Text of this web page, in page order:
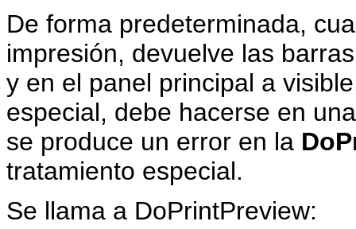
De forma predeterminada,
impresión, devuelve las
y en el panel principal a
especial, debe hacerse en
se produce un error en la
tratamiento especial.
Se llama a DoPrintPreview: